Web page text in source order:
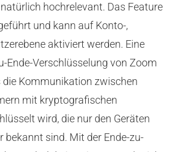
hochrelevant. Das Feature
und kann auf Konto-,
aktiviert werden. Eine
Ende-Verschlüsselung von Zoom
die Kommunikation zwischen
mit kryptografischen
wird, die nur den Geräten
bekannt sind. Mit der Ende-zu-